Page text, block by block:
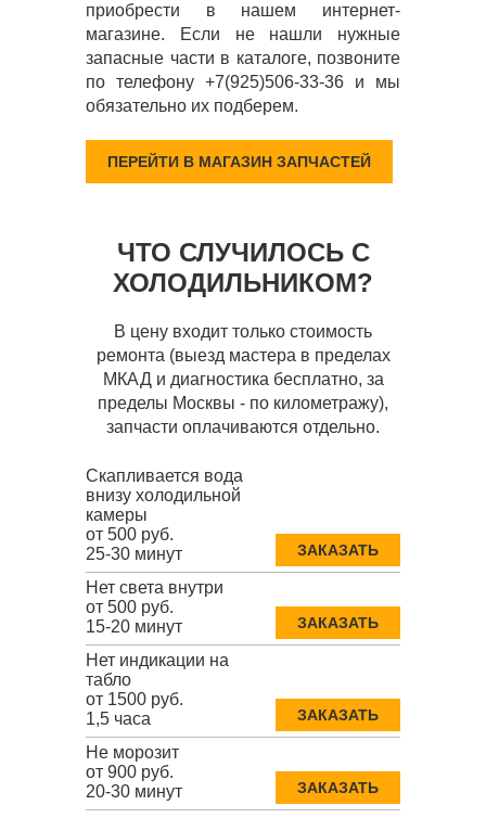
приобрести в нашем интернет-
магазине. Если не нашли нужные
запасные части в каталоге, позвоните
по телефону +7(925)506-33-36 и мы
обязательно их подберем.
ПЕРЕЙТИ В МАГАЗИН ЗАПЧАСТЕЙ
ЧТО СЛУЧИЛОСЬ С
ХОЛОДИЛЬНИКОМ?
В цену входит только стоимость
ремонта (выезд мастера в пределах
МКАД и диагностика бесплатно, за
пределы Москвы - по километражу),
запчасти оплачиваются отдельно.
Скапливается вода
внизу холодильной
камеры
от 500 руб.
25-30 минут
ЗАКАЗАТЬ
Нет света внутри
от 500 руб.
15-20 минут
ЗАКАЗАТЬ
Нет индикации на
табло
от 1500 руб.
1,5 часа
ЗАКАЗАТЬ
Не морозит
от 900 руб.
20-30 минут
ЗАКАЗАТЬ